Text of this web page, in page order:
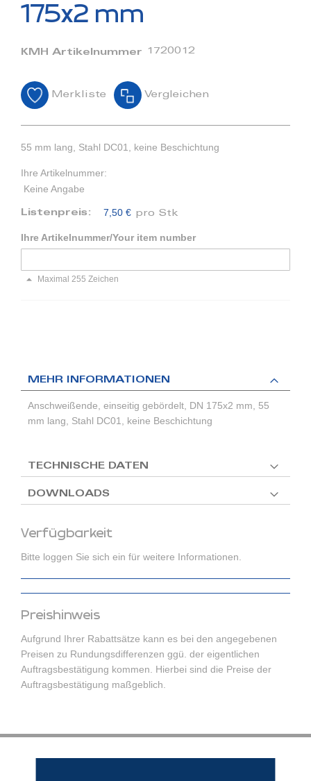
springen
175x2 mm
KMH Artikelnummer 1720012
Merkliste Vergleichen
55 mm lang, Stahl DC01, keine Beschichtung
Ihre Artikelnummer:
Keine Angabe
Listenpreis: 7,50 € pro Stk
Ihre Artikelnummer/Your item number
Maximal 255 Zeichen
Verfügbarkeit
Bitte loggen Sie sich ein für weitere Informationen.
Preishinweis
Aufgrund Ihrer Rabattsätze kann es bei den angegebenen
Preisen zu Rundungsdifferenzen ggü. der eigentlichen
Auftragsbestätigung kommen. Hierbei sind die Preise der
Auftragsbestätigung maßgeblich.
MEHR INFORMATIONEN
Anschweißende, einseitig gebördelt, DN 175x2 mm, 55
mm lang, Stahl DC01, keine Beschichtung
TECHNISCHE DATEN
DOWNLOADS